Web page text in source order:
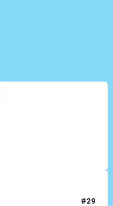
#29